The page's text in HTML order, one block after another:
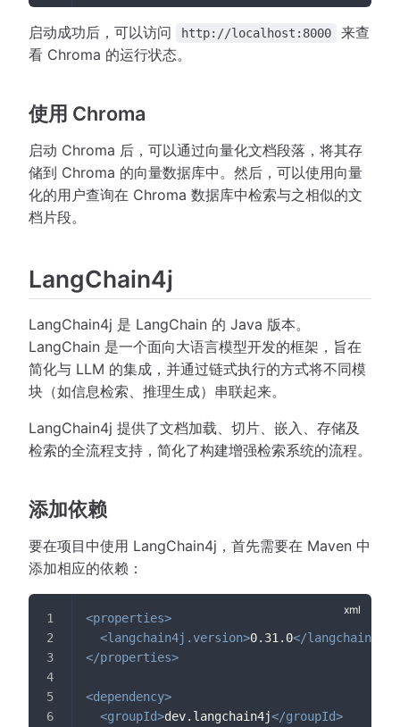
启动成功后，可以访问 http://localhost:8000
来查
看 Chroma 的运行状态。
使用 Chroma
启动 Chroma 后，可以通过向量化文档段落，将其存
储到 Chroma 的向量数据库中。然后，可以使用向量
化的用户查询在 Chroma 数据库中检索与之相似的文
档片段。
LangChain4j
LangChain4j 是 LangChain 的 Java 版本。
LangChain 是一个面向大语言模型开发的框架，旨在
简化与 LLM 的集成，并通过链式执行的方式将不同模
块（如信息检索、推理生成）串联起来。
LangChain4j 提供了文档加载、切片、嵌入、存储及
检索的全流程支持，简化了构建增强检索系统的流程。
添加依赖
要在项目中使用 LangChain4j，首先需要在 Maven 中
添加相应的依赖：
<properties>
<langchain4j.version>0.31.0</
</properties>
<dependency>
<groupId>dev.langchain4j</groupId>